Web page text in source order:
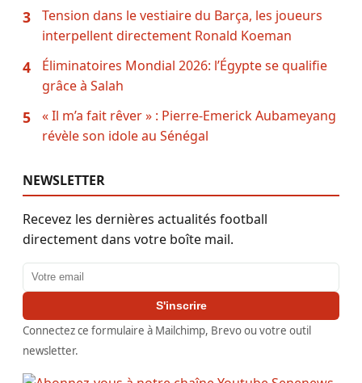
3
Tension dans le vestiaire du Barça, les joueurs
interpellent directement Ronald Koeman
4
Éliminatoires Mondial 2026: l’Égypte se qualifie
grâce à Salah
5
« Il m’a fait rêver » : Pierre-Emerick Aubameyang
révèle son idole au Sénégal
NEWSLETTER
Recevez les dernières actualités football
directement dans votre boîte mail.
Adresse email
S'inscrire
Connectez ce formulaire à Mailchimp, Brevo ou votre outil
newsletter.